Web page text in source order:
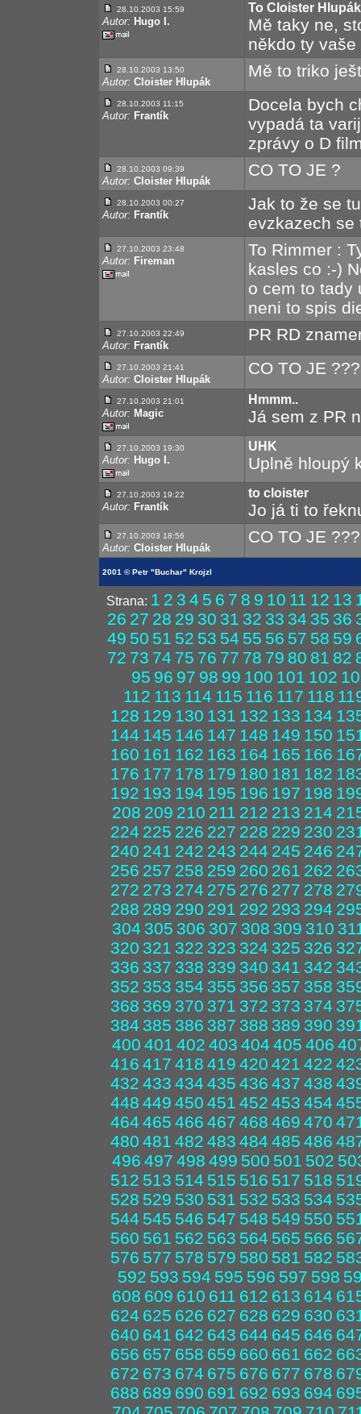
28.10.2003 15:59
Autor: Hugo I.
To Cloister
Mě taky ne,
někdo ty
28.10.2003 13:50
Autor: Cloister Hlupák
Mě to triko
28.10.2003 11:15
Autor: Frantík
Docela bych
vypadá ta
zprávy o D
28.10.2003 09:39
Autor: Cloister Hlupák
CO TO JE ?
28.10.2003 00:27
Autor: Frantík
Jak to že se
evzkazech se
27.10.2003 23:48
Autor: Fireman
To Rimmer :
kasles co :-)
o cem to tady
neni to spis
27.10.2003 22:49
Autor: Frantík
PR RD
27.10.2003 21:41
Autor: Cloister Hlupák
CO TO JE ???
27.10.2003 21:01
Autor: Magic
Hmmm..
Já sem z PR
27.10.2003 19:30
Autor: Hugo I.
UHK
Uplně hloupý
27.10.2003 19:22
Autor: Frantík
to cloister
Jo já ti to
27.10.2003 18:56
Autor: Cloister Hlupák
CO TO JE
2001 © Petr "Buchar" Krojzl
Strana: 1 2 3 4 5 6 7 8 9 10 11 12 13
26 27 28 29 30 31 32 33 34 35 36
49 50 51 52 53 54 55 56 57 58 59
72 73 74 75 76 77 78 79 80 81 82
95 96 97 98 99 100 101 102
112 113 114 115 116 117 118
128 129 130 131 132 133 134
144 145 146 147 148 149 150
160 161 162 163 164 165 166
176 177 178 179 180 181 182
192 193 194 195 196 197 198
208 209 210 211 212 213 214
224 225 226 227 228 229 230
240 241 242 243 244 245 246
256 257 258 259 260 261 262
272 273 274 275 276 277 278
288 289 290 291 292 293 294
304 305 306 307 308 309 310
320 321 322 323 324 325 326
336 337 338 339 340 341 342
352 353 354 355 356 357 358
368 369 370 371 372 373 374
384 385 386 387 388 389 390
400 401 402 403 404 405 406
416 417 418 419 420 421 422
432 433 434 435 436 437 438
448 449 450 451 452 453 454
464 465 466 467 468 469 470
480 481 482 483 484 485 486
496 497 498 499 500 501 502
512 513 514 515 516 517 518
528 529 530 531 532 533 534
544 545 546 547 548 549 550
560 561 562 563 564 565 566
576 577 578 579 580 581 582
592 593 594 595 596 597 598
608 609 610 611 612 613 614
624 625 626 627 628 629 630
640 641 642 643 644 645 646
656 657 658 659 660 661 662
672 673 674 675 676 677 678
688 689 690 691 692 693 694